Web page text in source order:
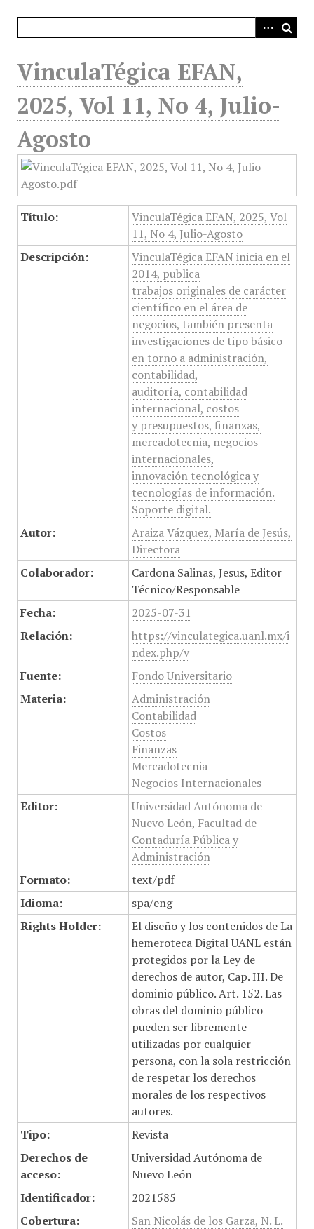
VinculaTégica EFAN,
2025, Vol 11, No 4, Julio-
Agosto
Título:
VinculaTégica EFAN, 2025, Vol
11, No 4, Julio-Agosto
Descripción:
VinculaTégica EFAN inicia en el
2014, publica
trabajos originales de carácter
científico en el área de
negocios, también presenta
investigaciones de tipo básico
en torno a administración,
contabilidad,
auditoría, contabilidad
internacional, costos
y presupuestos, finanzas,
mercadotecnia, negocios
internacionales,
innovación tecnológica y
tecnologías de información.
Soporte digital.
Autor:
Araiza Vázquez, María de Jesús,
Directora
Colaborador:
Cardona Salinas, Jesus, Editor
Técnico/Responsable
Fecha:
2025-07-31
Relación:
https://vinculategica.uanl.mx/i
ndex.php/v
Fuente:
Fondo Universitario
Materia:
Administración
Contabilidad
Costos
Finanzas
Mercadotecnia
Negocios Internacionales
Editor:
Universidad Autónoma de
Nuevo León, Facultad de
Contaduría Pública y
Administración
Formato:
text/pdf
Idioma:
spa/eng
Rights Holder:
El diseño y los contenidos de La
hemeroteca Digital UANL están
protegidos por la Ley de
derechos de autor, Cap. III. De
dominio público. Art. 152. Las
obras del dominio público
pueden ser libremente
utilizadas por cualquier
persona, con la sola restricción
de respetar los derechos
morales de los respectivos
autores.
Tipo:
Revista
Derechos de
acceso:
Universidad Autónoma de
Nuevo León
Identificador:
2021585
Cobertura:
San Nicolás de los Garza, N. L.